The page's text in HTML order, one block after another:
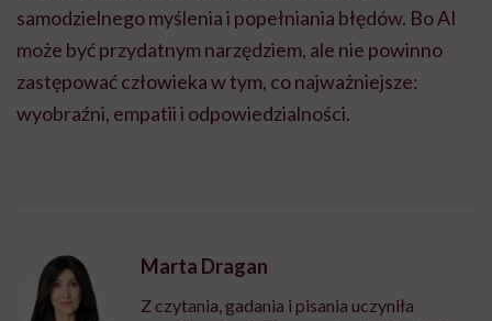
samodzielnego myślenia i popełniania błędów. Bo AI
może być przydatnym narzędziem, ale nie powinno
zastępować człowieka w tym, co najważniejsze:
wyobraźni, empatii i odpowiedzialności.
Marta Dragan
Z czytania, gadania i pisania uczyniła